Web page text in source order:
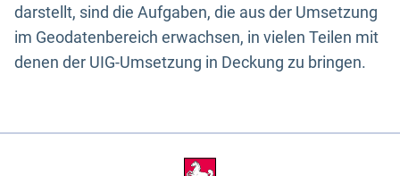
darstellt, sind die Aufgaben, die aus der Umsetzung
im Geodatenbereich erwachsen, in vielen Teilen mit
denen der UIG-Umsetzung in Deckung zu bringen.